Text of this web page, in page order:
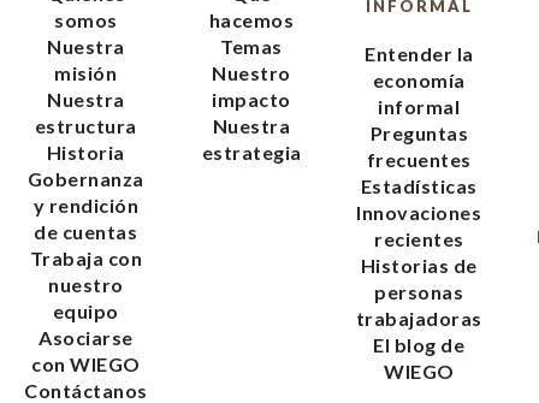
somos
Nuestra
misión
Nuestra
estructura
Historia
Gobernanza
y rendición
de cuentas
Trabaja con
nuestro
equipo
Asociarse
con WIEGO
Contáctanos
hacemos
Temas
Nuestro
impacto
Nuestra
estrategia
INFORMAL
Entender la
economía
informal
Preguntas
frecuentes
Estadísticas
Innovaciones
recientes
Historias de
personas
trabajadoras
El blog de
WIEGO